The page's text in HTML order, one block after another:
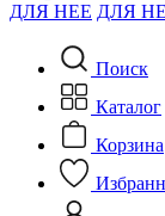
ДЛЯ НЕЕ ДЛЯ
Поиск
Каталог
Корзина